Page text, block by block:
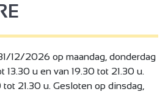
12/2026 op maandag, donderdag
13.30 u en van 19.30 tot 21.30 u.
21.30 u. Gesloten op dinsdag,